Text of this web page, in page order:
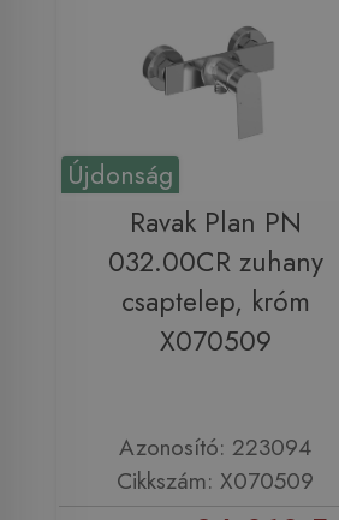
Újdonság
Ravak Plan PN
032.00CR zuhany
csaptelep, króm
X070509
Azonosító: 223094
Cikkszám: X070509